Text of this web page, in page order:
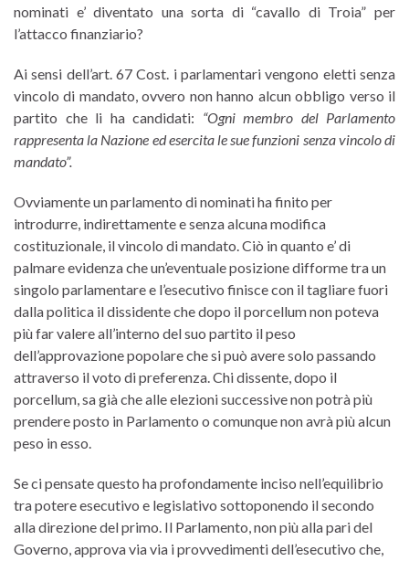
nominati e’ diventato una sorta di “cavallo di Troia” per
l’attacco finanziario?
Ai sensi dell’art. 67 Cost. i parlamentari vengono eletti senza
vincolo di mandato, ovvero non hanno alcun obbligo verso il
partito che li ha candidati: “Ogni membro del Parlamento
rappresenta la Nazione ed esercita le sue funzioni senza vincolo di
mandato”.
Ovviamente un parlamento di nominati ha finito per
introdurre, indirettamente e senza alcuna modifica
costituzionale, il vincolo di mandato. Ciò in quanto e’ di
palmare evidenza che un’eventuale posizione difforme tra un
singolo parlamentare e l’esecutivo finisce con il tagliare fuori
dalla politica il dissidente che dopo il porcellum non poteva
più far valere all’interno del suo partito il peso
dell’approvazione popolare che si può avere solo passando
attraverso il voto di preferenza. Chi dissente, dopo il
porcellum, sa già che alle elezioni successive non potrà più
prendere posto in Parlamento o comunque non avrà più alcun
peso in esso.
Se ci pensate questo ha profondamente inciso nell’equilibrio
tra potere esecutivo e legislativo sottoponendo il secondo
alla direzione del primo. Il Parlamento, non più alla pari del
Governo, approva via via i provvedimenti dell’esecutivo che,